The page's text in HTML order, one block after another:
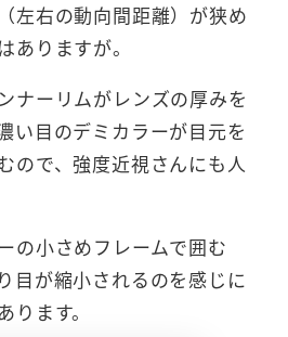
左右の動向間距離）が狭め
ありますが。
ナーリムがレンズの厚みを
い目のデミカラーが目元を
ので、強度近視さんにも人
の小さめフレームで囲む
目が縮小されるのを感じに
ります。